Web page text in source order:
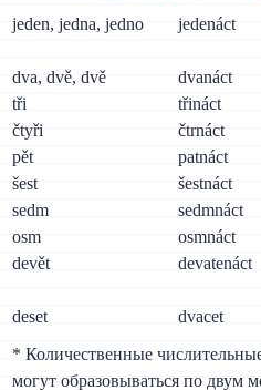
jeden, jedna, jedno jedenáct
dva, dvě, dvě
dvanáct
tři
třináct
čtyři
čtrnáct
pět
patnáct
šest
šestnáct
sedm
sedmnáct
osm
osmnáct
devět
devatenáct
deset
dvacet
* Количественные
могут образовываться по двум